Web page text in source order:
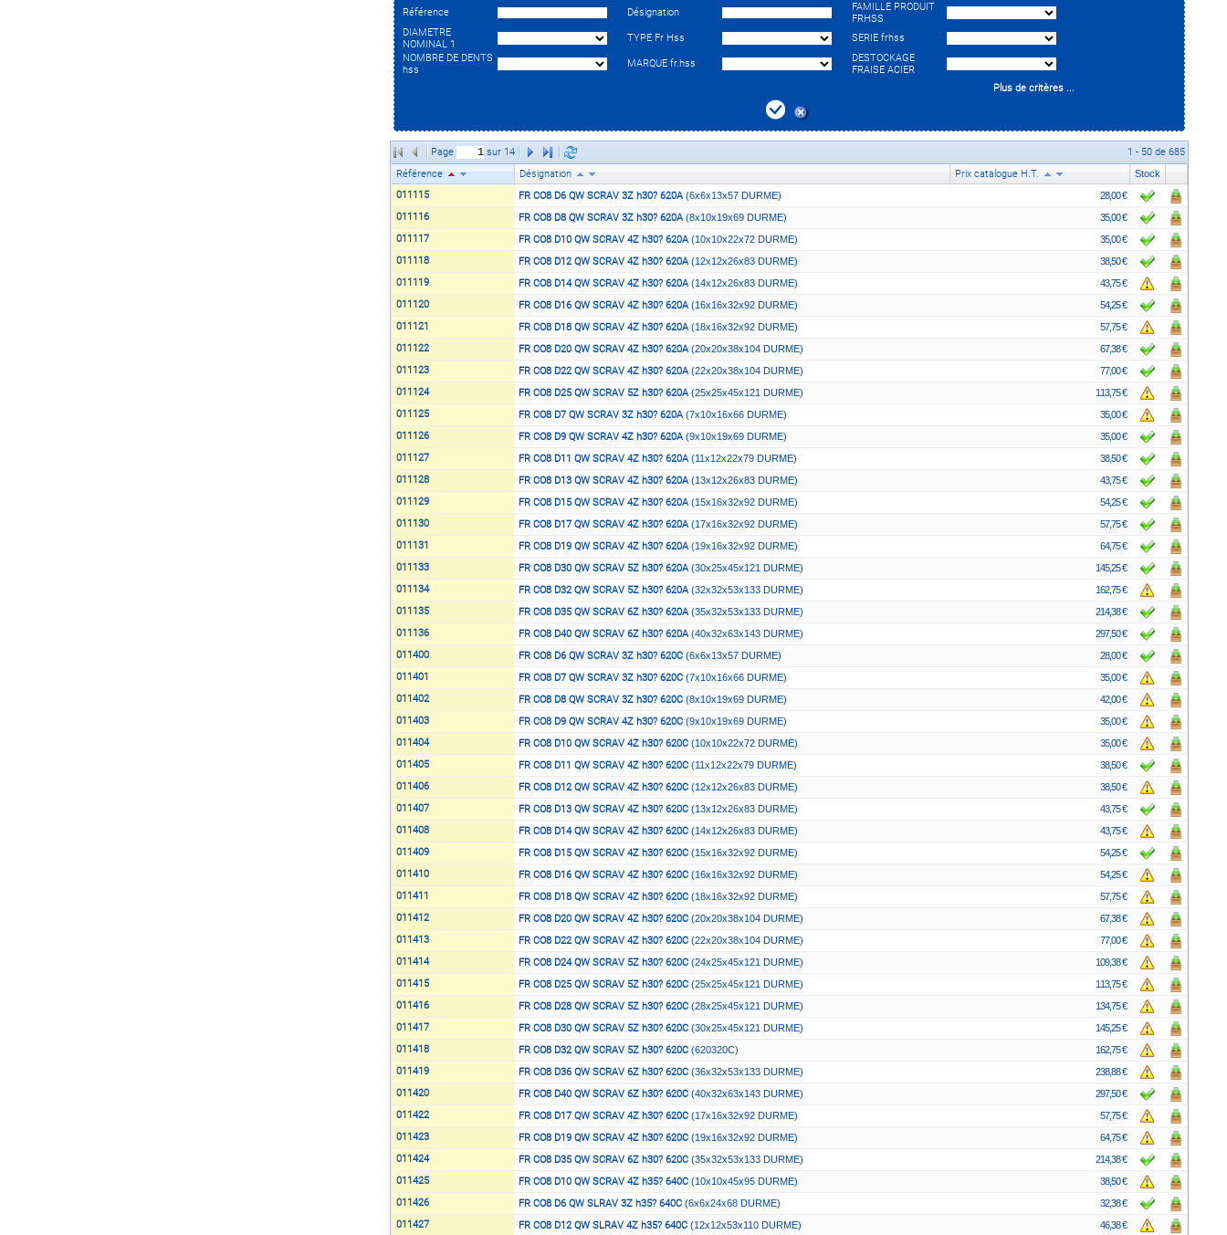
Référence Désignation
FAMILLE PRODUIT
FRHSS
DIAMETRE
NOMINAL 1
TYPE Fr Hss
SERIE frhss
NOMBRE DE DENTS
hss
MARQUE fr.hss
DESTOCKAGE
FRAISE ACIER
Plus de critères ...
1 - 50 de 685
Page
sur 14
Référence
Désignation Prix catalogue H.T. Stock
011115 FR CO8 D6 QW SCRAV 3Z h30? 620A (6x6x13x57 DURME) 28,00 €
011116 FR CO8 D8 QW SCRAV 3Z h30? 620A (8x10x19x69 DURME) 35,00 €
011117 FR CO8 D10 QW SCRAV 4Z h30? 620A (10x10x22x72 DURME) 35,00 €
011118 FR CO8 D12 QW SCRAV 4Z h30? 620A (12x12x26x83 DURME) 38,50 €
011119 FR CO8 D14 QW SCRAV 4Z h30? 620A (14x12x26x83 DURME) 43,75 €
011120 FR CO8 D16 QW SCRAV 4Z h30? 620A (16x16x32x92 DURME) 54,25 €
011121 FR CO8 D18 QW SCRAV 4Z h30? 620A (18x16x32x92 DURME) 57,75 €
011122 FR CO8 D20 QW SCRAV 4Z h30? 620A (20x20x38x104 DURME) 67,38 €
011123 FR CO8 D22 QW SCRAV 4Z h30? 620A (22x20x38x104 DURME) 77,00 €
011124 FR CO8 D25 QW SCRAV 5Z h30? 620A (25x25x45x121 DURME) 113,75 €
011125 FR CO8 D7 QW SCRAV 3Z h30? 620A (7x10x16x66 DURME) 35,00 €
011126 FR CO8 D9 QW SCRAV 4Z h30? 620A (9x10x19x69 DURME) 35,00 €
011127 FR CO8 D11 QW SCRAV 4Z h30? 620A (11x12x22x79 DURME) 38,50 €
011128 FR CO8 D13 QW SCRAV 4Z h30? 620A (13x12x26x83 DURME) 43,75 €
011129 FR CO8 D15 QW SCRAV 4Z h30? 620A (15x16x32x92 DURME) 54,25 €
011130 FR CO8 D17 QW SCRAV 4Z h30? 620A (17x16x32x92 DURME) 57,75 €
011131 FR CO8 D19 QW SCRAV 4Z h30? 620A (19x16x32x92 DURME) 64,75 €
011133 FR CO8 D30 QW SCRAV 5Z h30? 620A (30x25x45x121 DURME) 145,25 €
011134 FR CO8 D32 QW SCRAV 5Z h30? 620A (32x32x53x133 DURME) 162,75 €
011135 FR CO8 D35 QW SCRAV 6Z h30? 620A (35x32x53x133 DURME) 214,38 €
011136 FR CO8 D40 QW SCRAV 6Z h30? 620A (40x32x63x143 DURME) 297,50 €
011400 FR CO8 D6 QW SCRAV 3Z h30? 620C (6x6x13x57 DURME) 28,00 €
011401 FR CO8 D7 QW SCRAV 3Z h30? 620C (7x10x16x66 DURME) 35,00 €
011402 FR CO8 D8 QW SCRAV 3Z h30? 620C (8x10x19x69 DURME) 42,00 €
011403 FR CO8 D9 QW SCRAV 4Z h30? 620C (9x10x19x69 DURME) 35,00 €
011404 FR CO8 D10 QW SCRAV 4Z h30? 620C (10x10x22x72 DURME) 35,00 €
011405 FR CO8 D11 QW SCRAV 4Z h30? 620C (11x12x22x79 DURME) 38,50 €
011406 FR CO8 D12 QW SCRAV 4Z h30? 620C (12x12x26x83 DURME) 38,50 €
011407 FR CO8 D13 QW SCRAV 4Z h30? 620C (13x12x26x83 DURME) 43,75 €
011408 FR CO8 D14 QW SCRAV 4Z h30? 620C (14x12x26x83 DURME) 43,75 €
011409 FR CO8 D15 QW SCRAV 4Z h30? 620C (15x16x32x92 DURME) 54,25 €
011410 FR CO8 D16 QW SCRAV 4Z h30? 620C (16x16x32x92 DURME) 54,25 €
011411 FR CO8 D18 QW SCRAV 4Z h30? 620C (18x16x32x92 DURME) 57,75 €
011412 FR CO8 D20 QW SCRAV 4Z h30? 620C (20x20x38x104 DURME) 67,38 €
011413 FR CO8 D22 QW SCRAV 4Z h30? 620C (22x20x38x104 DURME) 77,00 €
011414 FR CO8 D24 QW SCRAV 5Z h30? 620C (24x25x45x121 DURME) 109,38 €
011415 FR CO8 D25 QW SCRAV 5Z h30? 620C (25x25x45x121 DURME) 113,75 €
011416 FR CO8 D28 QW SCRAV 5Z h30? 620C (28x25x45x121 DURME) 134,75 €
011417 FR CO8 D30 QW SCRAV 5Z h30? 620C (30x25x45x121 DURME) 145,25 €
011418 FR CO8 D32 QW SCRAV 5Z h30? 620C (620320C) 162,75 €
011419 FR CO8 D36 QW SCRAV 6Z h30? 620C (36x32x53x133 DURME) 238,88 €
011420 FR CO8 D40 QW SCRAV 6Z h30? 620C (40x32x63x143 DURME) 297,50 €
011422 FR CO8 D17 QW SCRAV 4Z h30? 620C (17x16x32x92 DURME) 57,75 €
011423 FR CO8 D19 QW SCRAV 4Z h30? 620C (19x16x32x92 DURME) 64,75 €
011424 FR CO8 D35 QW SCRAV 6Z h30? 620C (35x32x53x133 DURME) 214,38 €
011425 FR CO8 D10 QW SCRAV 4Z h35? 640C (10x10x45x95 DURME) 38,50 €
011426 FR CO8 D6 QW SLRAV 3Z h35? 640C (6x6x24x68 DURME) 32,38 €
011427 FR CO8 D12 QW SLRAV 4Z h35? 640C (12x12x53x110 DURME) 46,38 €